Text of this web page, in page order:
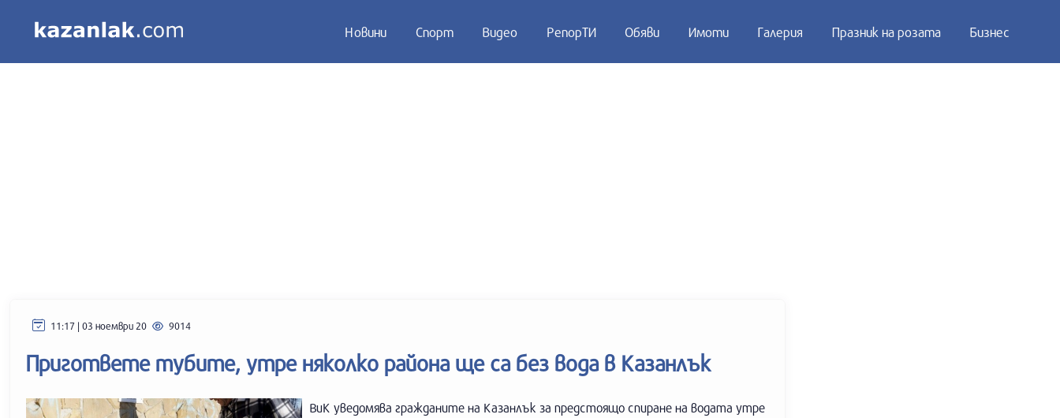
Новини Спорт Видео РепорТИ Обяви Имоти Галерия Празник на розата Бизнес
11:17 | 03 ноември 20 9014
Пригответе тубите, утре няколко района ще са без вода в Казанлък
ВиК уведомява гражданите на Казанлък за предстоящо спиране на водата утре